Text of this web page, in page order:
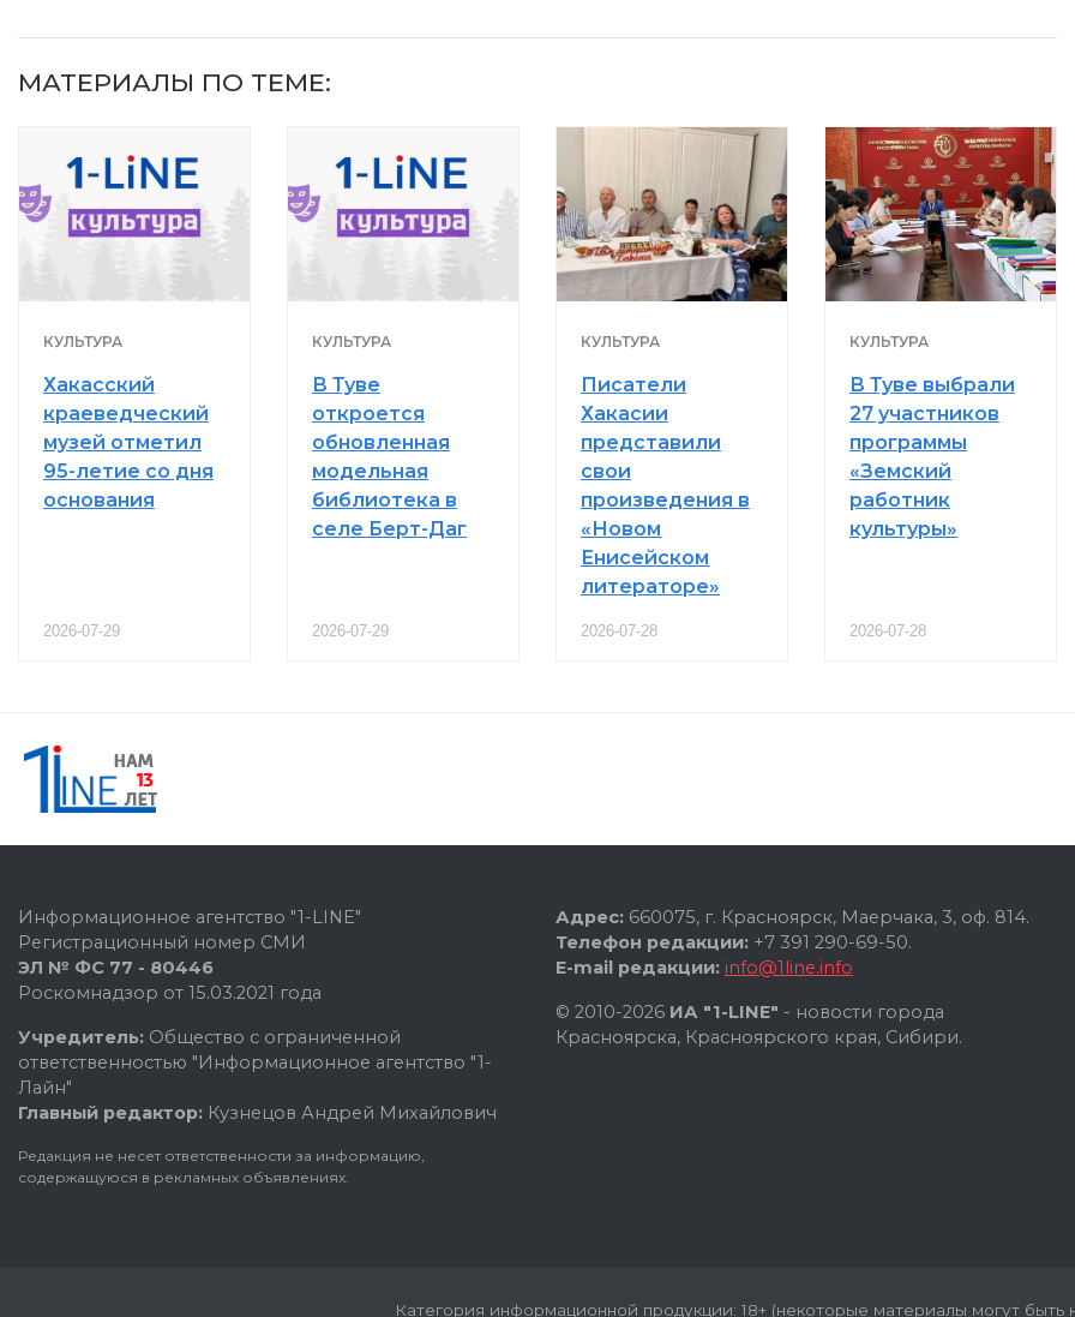
МАТЕРИАЛЫ ПО ТЕМЕ:
КУЛЬТУРА
Хакасский
краеведческий
музей отметил
95-летие со дня
основания
2026-07-29
КУЛЬТУРА
В Туве
откроется
обновленная
модельная
библиотека в
селе Берт-Даг
2026-07-29
КУЛЬТУРА
Писатели
Хакасии
представили
свои
произведения в
«Новом
Енисейском
литераторе»
2026-07-28
КУЛЬТУРА
В Туве выбрали
27 участников
программы
«Земский
работник
культуры»
2026-07-28
Информационное агентство "1-LINE"
Регистрационный номер СМИ
ЭЛ № ФС 77 - 80446
Роскомнадзор от 15.03.2021 года
Учредитель: Общество с ограниченной
ответственностью "Информационное агентство "1-
Лайн"
Главный редактор: Кузнецов Андрей Михайлович
Редакция не несет ответственности за информацию,
содержащуюся в рекламных объявлениях.
Адрес: 660075, г. Красноярск, Маерчака, 3, оф. 814.
Телефон редакции: +7 391 290-69-50.
E-mail редакции: info@1line.info
© 2010-2026 ИА "1-LINE" - новости города
Красноярска, Красноярского края, Сибири.
Категория информационной продукции: 18+ (некоторые материалы могут быть